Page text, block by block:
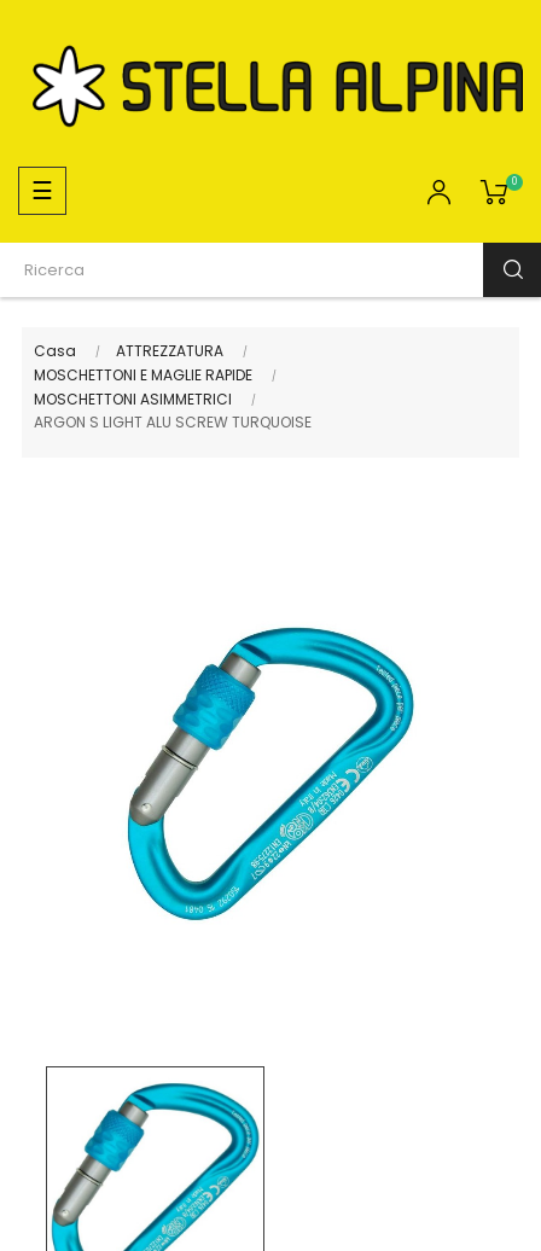
navigazione
Toggle
☰ 0
Casa
ATTREZZATURA
MOSCHETTONI E MAGLIE RAPIDE
MOSCHETTONI ASIMMETRICI
ARGON S LIGHT ALU SCREW TURQUOISE